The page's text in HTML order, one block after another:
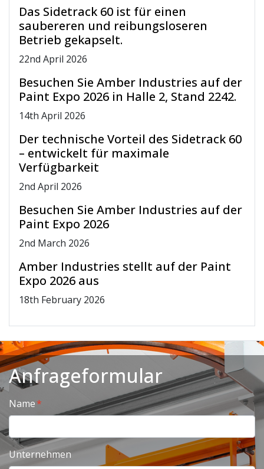
Das Sidetrack 60 ist für einen
saubereren und reibungsloseren
Betrieb gekapselt.
22nd April 2026
Besuchen Sie Amber Industries auf der
Paint Expo 2026 in Halle 2, Stand 2242.
14th April 2026
Der technische Vorteil des Sidetrack 60
– entwickelt für maximale
Verfügbarkeit
2nd April 2026
Besuchen Sie Amber Industries auf der
Paint Expo 2026
2nd March 2026
Amber Industries stellt auf der Paint
Expo 2026 aus
18th February 2026
Anfrageformular
Name
Unternehmen